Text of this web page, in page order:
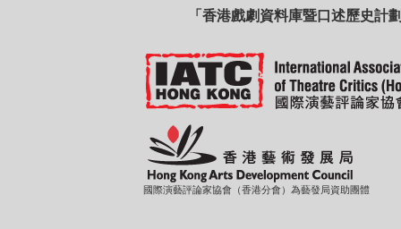
「香港戲劇資料庫暨口述歷史計
國際演藝評論家協會（香港分會）為藝發局資助團體